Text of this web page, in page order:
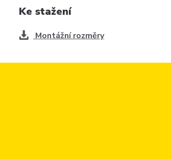
Ke stažení
Montážní rozměry